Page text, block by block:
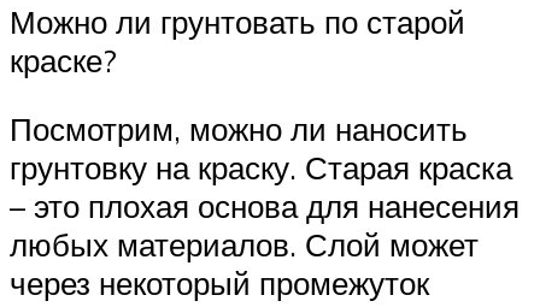
Можно ли грунтовать по старой
краске?
Посмотрим, можно ли наносить
грунтовку на краску. Старая краска
– это плохая основа для нанесения
любых материалов. Слой может
через некоторый промежуток